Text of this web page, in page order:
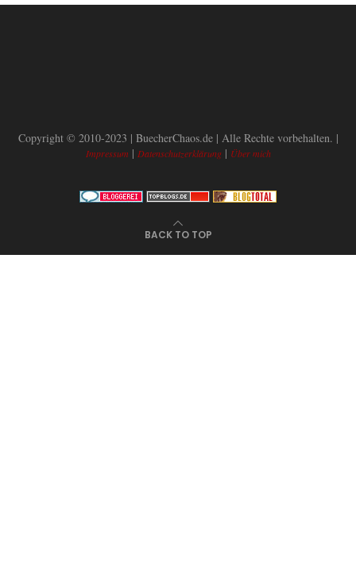
Copyright © 2010-2023 | BuecherChaos.de | Alle Rechte vorbehalten. |
Impressum | Datenschutzerklärung| Über mich
BACK TO TOP